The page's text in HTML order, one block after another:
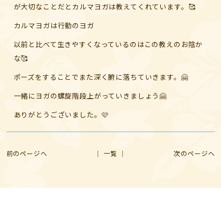
が大切なことだとカルマヨガは教えてくれています。🥰
カルマヨガは行動のヨガ
以前と比べて生きやすくなっているのはこの教えのお陰か
な🥰
ポーズをすることでまた深く腑に落ちていきます。🤗
一緒にヨガの螺旋階段上がっていきましょう🤗
ありがとうございました。🩷
前のページへ 次のページへ
│ 一覧 │